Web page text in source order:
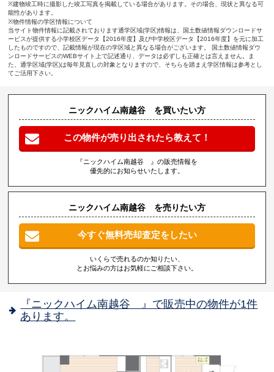
※建物竣工時に撮影した竣工写真を掲載している場合があります。その場合、現状と異なる可
能性があります。
※物件情報の学区情報について
当サイト物件情報に記載されております通学区域(学区)情報は、国土数値情報ダウンロードサ
ービスが提供する小学校区データ【2016年度】及び中学校区データ【2016年度】を元に加工
したものですので、記載情報が現在の学区域と異なる場合がございます。 国土数値情報ダウ
ンロードサービスのWEBサイト上で記述通り、データは必ずしも正確とは言えません。ま
た、通学区域(学区)は毎年見直しの対象となりますので、そちらを踏まえ学区情報は参考とし
てご活用下さい。
ニックハイム南越谷 を買いたい方
この物件が売り出されたら教えて！
『ニックハイム南越谷 』の販売情報を
優先的にお知らせいたします。
ニックハイム南越谷 を売りたい方
今すぐ無料売却査定をしたい
いくらで売れるのか知りたい、
とお悩みの方はお気軽にご相談下さい。
『ニックハイム南越谷 』で販売中の物件が1件
あります。